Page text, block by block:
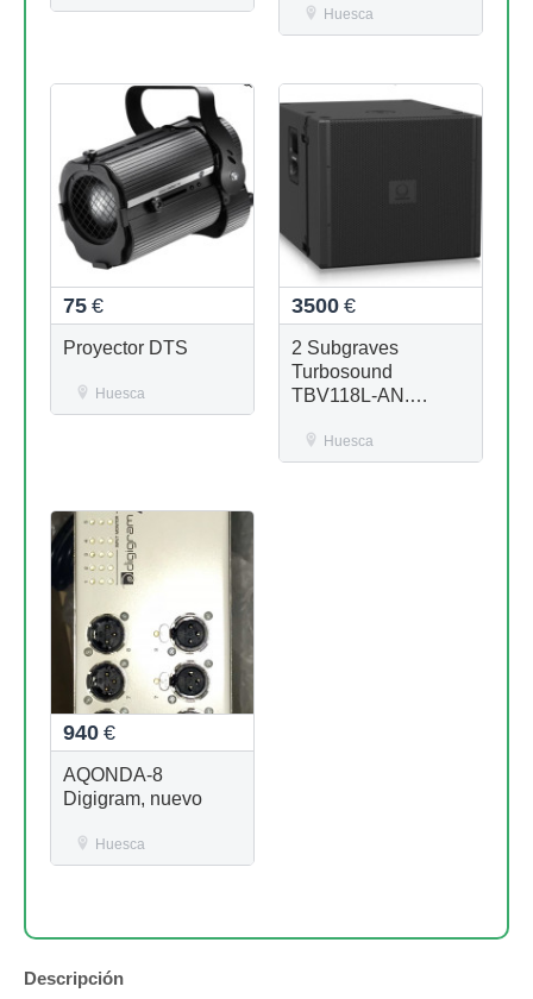
disponibles
Huesca
75 €
Proyector DTS
Huesca
3500 €
2 Subgraves
Turbosound
TBV118L-AN.
Huesca
940 €
AQONDA-8
Digigram, nuevo
Huesca
Descripción